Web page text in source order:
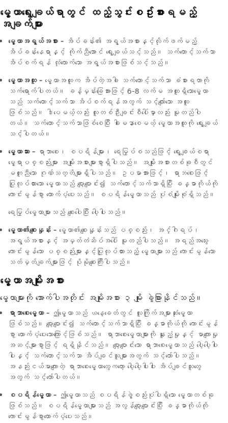
မွေ့ယာရွေးချယ်ရာတွင် ထည့်သွင်း စဥ်းစား ရမည့်
အချက်များ
မွေ့ယာအရွယ်အစား - အိပ်ခန်း၏ အရွယ်အစားနှင့်လိုက်ဖက်မည့်
အိပ်ခန်းနေရာနှင့် ကိုက်ညီအောင် ရွေးချယ်သင့်သည်။ သက်တောင့်သက်သာ
အိပ်စက်ရန် လုံလောက်သော အရွယ်အစားဖြစ်သင့်သည်။
မွေ့ယာအထူ - မွေ့ယာအထူက အိပ်တဲ့အခါ သက်တောင့်သက်သာ ခံစားရတာကို
သက်ရောက်ပါတယ်။ ခန့်မှန်းခြေအားဖြင့် 6-8 လက်မ အထူရှိသောမွေ့ယာ
သည် သက်တောင့်သက်သာ အိပ်စက်ရန်အတွက် သင့်လျော်သော အထူ
ဖြစ်သည်။ ဒါပေမယ့်လည်း လူတစ်ဦးချင်းစီပေါ်မှာလည်း မူတည်ပါ
တယ်။ သက်တောင့်သက်သာဖြစ်စေပြီး ခါးမနာစေမယ့် မွေ့ယာအထူကို ရွေးချယ်
သင့်ပါတယ်။
မွေ့ယာသား - ရာဘာစေး၊ စပရိန်များ၊ ရေမြှပ်စသည်ဖြင့် ရွေးချယ်စရာ
မွေ့ရာပစ္စည်းများ အမျိုးအစားများစွာရှိပါသည်။ အမျိုးအစားတစ်ခုစီတွင်
မတူညီသော ဂုဏ်သတ္တိများရှိပါသည်။ ဥပမာအားဖြင့်၊ ရာဘစေးဖြင့်
ပြုလုပ်ထားသော မွေ့ယာသည် ပျော့ပျောင်း၍ သက်တောင့်သက်သာရှိပြီး ခန္ဓာကိုယ်ကို
ကောင်းမွန်စွာ ထောက်ပံ့ပေးသည်။ စပရိန်မွေ့ယာသည် ပုံစံမျိုးစုံရှိသည်။
ရေမြှပ်မွေ့ယာများသည် စျေးပေါပြီး ပေါ့ပါးသည်။
မွေ့ယာ၏စျေးနှုန်း - မွေ့ယာ၏စျေးနှုန်းသည် ပစ္စည်း၊ အင်္ဂါရပ်၊
အရွယ်အစားနှင့် အမှတ်တံဆိပ်အပေါ် မူတည်ပါသည်။ အရည်အသွေး
ကောင်းမွန်သော ပစ္စည်းများနှင့်ပြုလုပ်ထားသည့် မွေ့ယာများသည် ကောင်းမွန်သော
သတ်မှတ်ချက်များဖြင့် ပိုမိုစျေးကြီးပါသည်။
မွေ့ယာအမျိုးအစား
မွေ့ယာများကို အောက်ပါအတိုင်း အမျိုးအစား ၃ မျိုး ခွဲခြားနိုင်သည်။
ရာဘာစေးမွေ့ယာ - ဤမွေ့ယာသည် ယနေ့ခေတ်တွင် လူကြိုက်အများဆုံးမွေ့ယာ
ဖြစ်သည်။ ပျော့ပျောင်း၍ သက်တောင့်သက်သာရှိပြီး ခန္ဓာကိုယ်ကို ကောင်းမွန်
စွာ ထောက်ပံ့ပေးသောကြောင့်ဖြစ်သည်။ ရာဘာစေးမွေ့ယာများကို နူးညံ့မှုနှင့် မာကျောမှု
အဆင့်များစွာဖြင့် ရရှိနိုင်သည်။ ပျော့ပျောင်းသော ရာဘာစေးမွေ့ယာသည် ပေါ့ပေါ့ပါး
ပါးနှင့် သက်တောင့်သက်သာ အိပ်ချင်သူများအတွက် သင့်တော်ပါသည်။
အနည်းငယ်မာကျောတဲ့ ရာဘာစေးမွေ့ယာတွေကတော့ ပေါ့ပေါ့ပါးပါး အိပ်ချင်သူတွေ
အတွက် သင့်တော်ပါတယ်။
စပရိန်မွေ့ယာ - ဤမွေ့ယာသည် စပရိန်ဖွဲ့စည်းပုံပါရှိသော မွေ့ယာတစ်ခု
ဖြစ်သည်။ စပရိန်မွေ့ယာများသည် အလွန်ပျော့ပျောင်းပြီး ခန္ဓာကိုယ်ကို
ကောင်းမွန်စွာထောက်ပံ့ပေးသည်။